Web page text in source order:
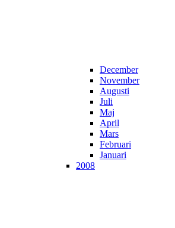
December
November
Augusti
Juli
Maj
April
Mars
Februari
Januari
2008